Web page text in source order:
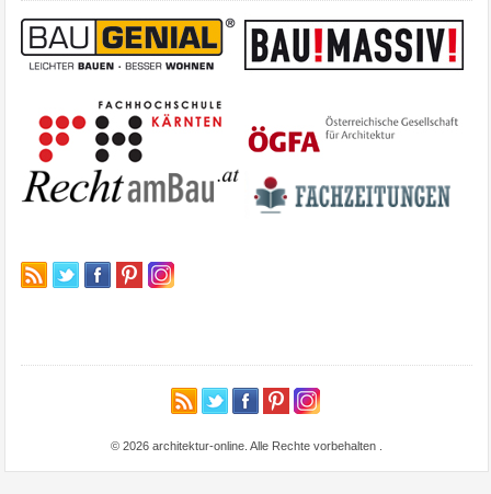
© 2026 architektur-online. Alle Rechte vorbehalten .